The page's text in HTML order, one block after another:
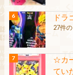
ドラ
27件
☆カ
てい